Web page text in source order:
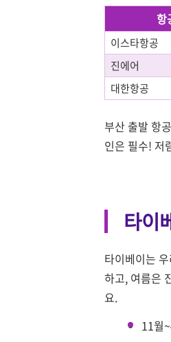
항
이스타항공
진에어
대한항공
부산 출발 항
인은 필수! 저
타이
타이베이는
하고, 여름은
요.
11월